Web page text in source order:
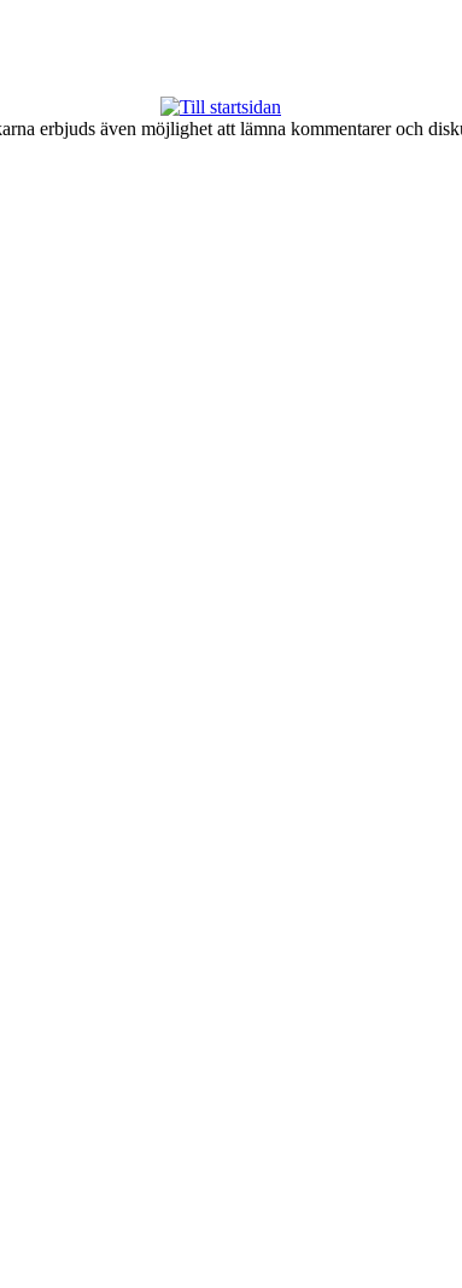
erbjuds även möjlighet att lämna kommentarer och